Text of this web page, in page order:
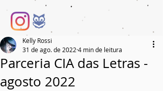
Parceria CIA das Letras -
agosto 2022
Kelly Rossi
31 de ago. de 2022 4 min de leitura